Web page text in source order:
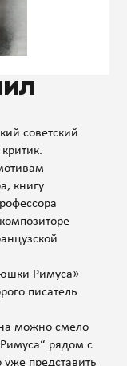
советский
книгу
Римуса»
писатель
можно смело
рядом с
представить